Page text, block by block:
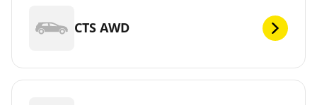
CTS AWD